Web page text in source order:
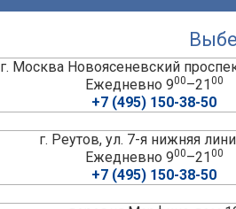
г. Москва Новоясеневский
Ежедневно 900–2100
+7 (495) 150-38-50
г. Реутов, ул. 7-я нижняя
Ежедневно 900–2100
+7 (495) 150-38-50